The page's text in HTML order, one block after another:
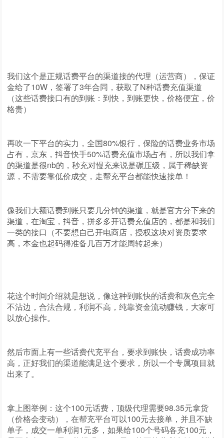
我们这个是正规话费平台的渠道接的代理（运营商），保证
金给了10W，签署了3年合同，获取了N种话费充值渠道
（这些话费接口有的到账：到快，到账更快，价格便宜，价
格贵）
再吹一下平台的实力，全国80%银行，保险的话费业务市场
占有，京东，抖音快手50%话费充值市场占有，所以我们拿
的渠道是很nb的，秒充对慢充来说是碾压级，属于稀缺资
源，不需要靠低价成交，走帮充平台都能快速接单！
像我们大额话费到账只要几分钟的渠道，就是官方分下来的
渠道，在淘宝，抖音，拼多多开话费充值店的，都是和我们
一类的接口（不要想自己开电商店，授权这块对资质要求
高，本金也起码得准备几百万才能周转起来）
花这个时间介绍就是想说，像这种到账快的话费和灰色完全
不沾边，合法合规，利润不高，纯靠资金流动赚钱，大家可
以放心操作。
然后市面上有一些话费代充平台，要求到账快，话费成功率
高，正好我们的渠道能满足这个要求，所以一个专属项目就
出来了。
拿上图举例：这个100元话费，顶级代理需要98.35元拿货
（价格会变动），在帮充平台可以100元去接单，并且不缺
单子，成交一单利润1元多，如果给100个号码各充100元，